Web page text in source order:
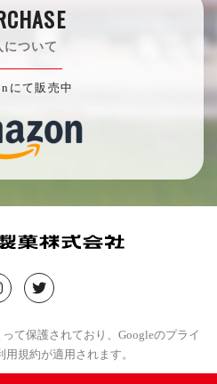
について
にて販売中
て保護されており、Googleのプライ
用規約が適用されます。